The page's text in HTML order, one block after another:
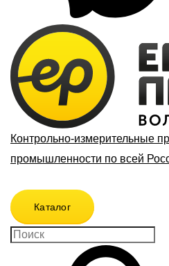
Контрольно-измерительные
промышленности по всей
Каталог